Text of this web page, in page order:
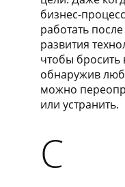
бизнес-
работать
развития
чтобы бросить
обнаружив
можно
или устранить.
C